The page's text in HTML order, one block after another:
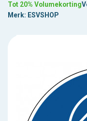
Tot 20% Volumekorting
Merk: ESVSHOP